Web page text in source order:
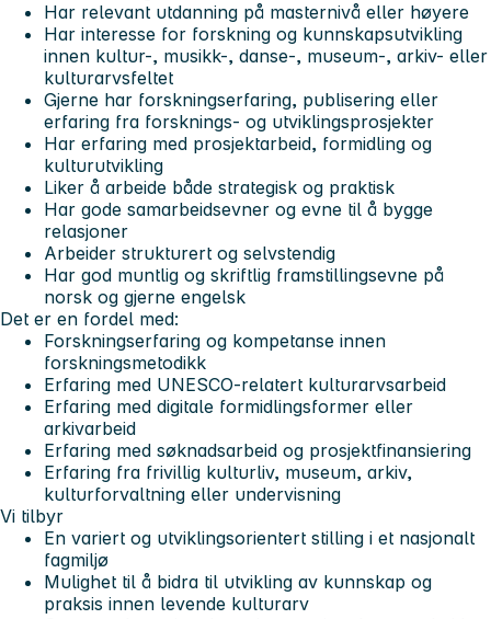
Har relevant utdanning på masternivå eller høyere
Har interesse for forskning og kunnskapsutvikling
innen kultur-, musikk-, danse-, museum-, arkiv- eller
kulturarvsfeltet
Gjerne har forskningserfaring, publisering eller
erfaring fra forsknings- og utviklingsprosjekter
Har erfaring med prosjektarbeid, formidling og
kulturutvikling
Liker å arbeide både strategisk og praktisk
Har gode samarbeidsevner og evne til å bygge
relasjoner
Arbeider strukturert og selvstendig
Har god muntlig og skriftlig framstillingsevne på
norsk og gjerne engelsk
Det er en fordel med:
Forskningserfaring og kompetanse innen
forskningsmetodikk
Erfaring med UNESCO-relatert kulturarvsarbeid
Erfaring med digitale formidlingsformer eller
arkivarbeid
Erfaring med søknadsarbeid og prosjektfinansiering
Erfaring fra frivillig kulturliv, museum, arkiv,
kulturforvaltning eller undervisning
Vi tilbyr
En variert og utviklingsorientert stilling i et nasjonalt
fagmiljø
Mulighet til å bidra til utvikling av kunnskap og
praksis innen levende kulturarv